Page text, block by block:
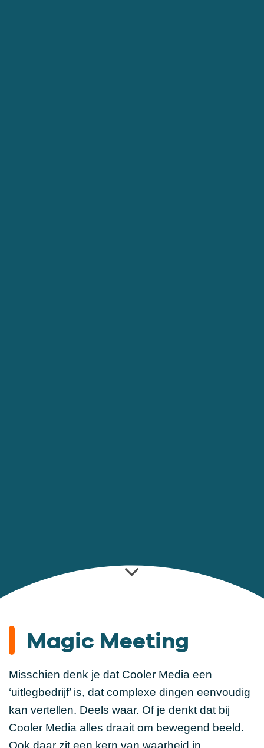
Magic Meeting
Misschien denk je dat Cooler Media een
‘uitlegbedrijf’ is, dat complexe dingen eenvoudig
kan vertellen. Deels waar. Of je denkt dat bij
Cooler Media alles draait om bewegend beeld.
Ook daar zit een kern van waarheid in.